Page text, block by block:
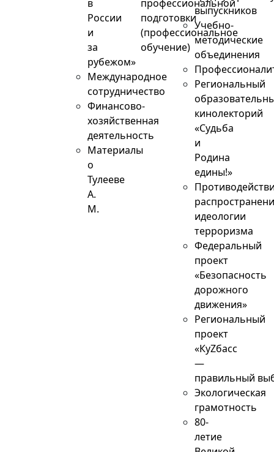
в
России
и
за
рубежом»
Международное
сотрудничество
Финансово-
хозяйственная
деятельность
Материалы
о
Тулееве
А.
М.
профессиональной
подготовки
(профессиональное
обучение)
выпускников
Учебно-
методические
объединения
Региональный
кинолекторий
«Судьба
и
Родина
едины!»
идеологии
терроризма
Федеральный
проект
«Безопасность
дорожного
движения»
Региональный
проект
«КуZбасс
—
правильный
Экологическая
грамотность
80-
летие